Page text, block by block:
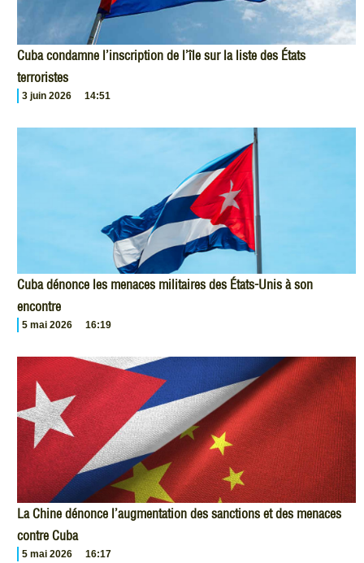
Cuba condamne l’inscription de l’île sur la liste des États
terroristes
3 juin 2026 14:51
Cuba dénonce les menaces militaires des États-Unis à son
encontre
5 mai 2026 16:19
La Chine dénonce l’augmentation des sanctions et des menaces
contre Cuba
5 mai 2026 16:17